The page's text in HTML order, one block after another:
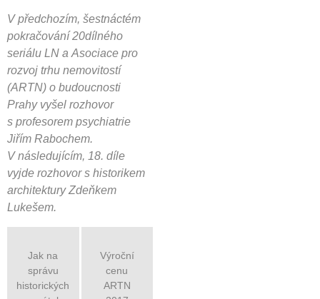
V předchozím, šestnáctém
pokračování 20dílného
seriálu LN a Asociace pro
rozvoj trhu nemovitostí
(ARTN) o budoucnosti
Prahy vyšel rozhovor
s profesorem psychiatrie
Jiřím Rabochem.
V následujícím, 18. díle
vyjde rozhovor s historikem
architektury Zdeňkem
Lukešem.
Jak na
správu
historických
Výroční
cenu
ARTN